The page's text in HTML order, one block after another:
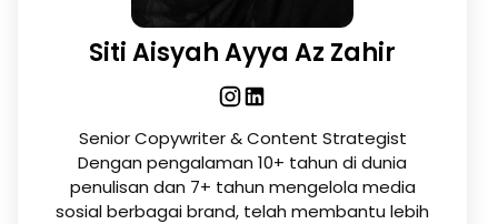
Siti Aisyah Ayya Az Zahir
Senior Copywriter & Content Strategist
Dengan pengalaman 10+ tahun di dunia
penulisan dan 7+ tahun mengelola media
sosial berbagai brand, telah membantu lebih